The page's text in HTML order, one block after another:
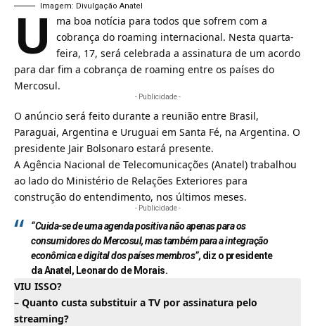
Imagem: Divulgação Anatel
U
ma boa notícia para todos que sofrem com a
cobrança do roaming internacional. Nesta quarta-
feira, 17, será celebrada a assinatura de um acordo
para dar fim a cobrança de roaming entre os países do
Mercosul.
- Publicidade -
O anúncio será feito durante a reunião entre Brasil,
Paraguai, Argentina e Uruguai em Santa Fé, na Argentina. O
presidente Jair Bolsonaro estará presente.
A Agência Nacional de Telecomunicações (Anatel) trabalhou
ao lado do Ministério de Relações Exteriores para
construção do entendimento, nos últimos meses.
- Publicidade -
“Cuida-se de uma agenda positiva não apenas para os
consumidores do Mercosul, mas também para a integração
econômica e digital dos países membros”, diz o presidente
da Anatel, Leonardo de Morais.
VIU ISSO?
– Quanto custa substituir a TV por assinatura pelo
streaming?